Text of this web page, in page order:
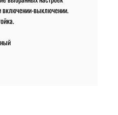
включении-выключении.